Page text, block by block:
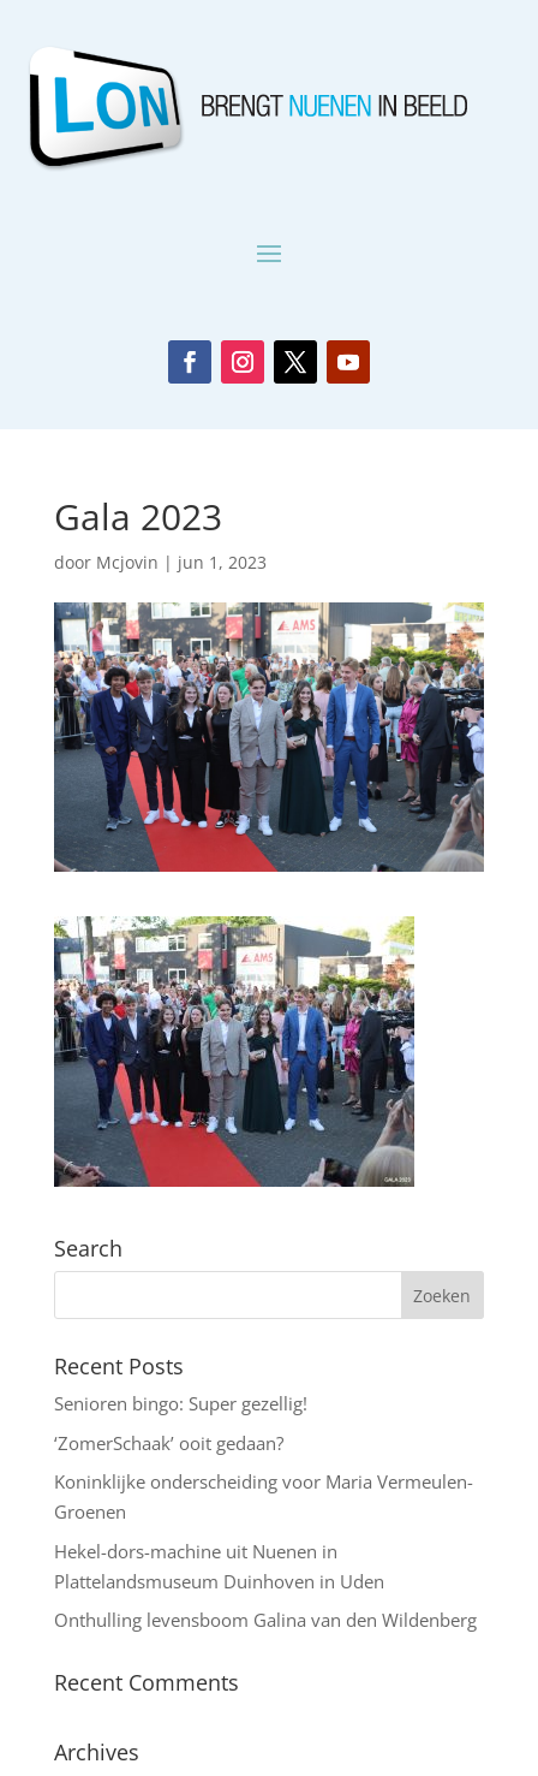
Gala 2023
door Mcjovin | jun 1, 2023
Search
Recent Posts
Senioren bingo: Super gezellig!
‘ZomerSchaak’ ooit gedaan?
Koninklijke onderscheiding voor Maria Vermeulen-
Groenen
Hekel-dors-machine uit Nuenen in
Plattelandsmuseum Duinhoven in Uden
Onthulling levensboom Galina van den Wildenberg
Recent Comments
Archives